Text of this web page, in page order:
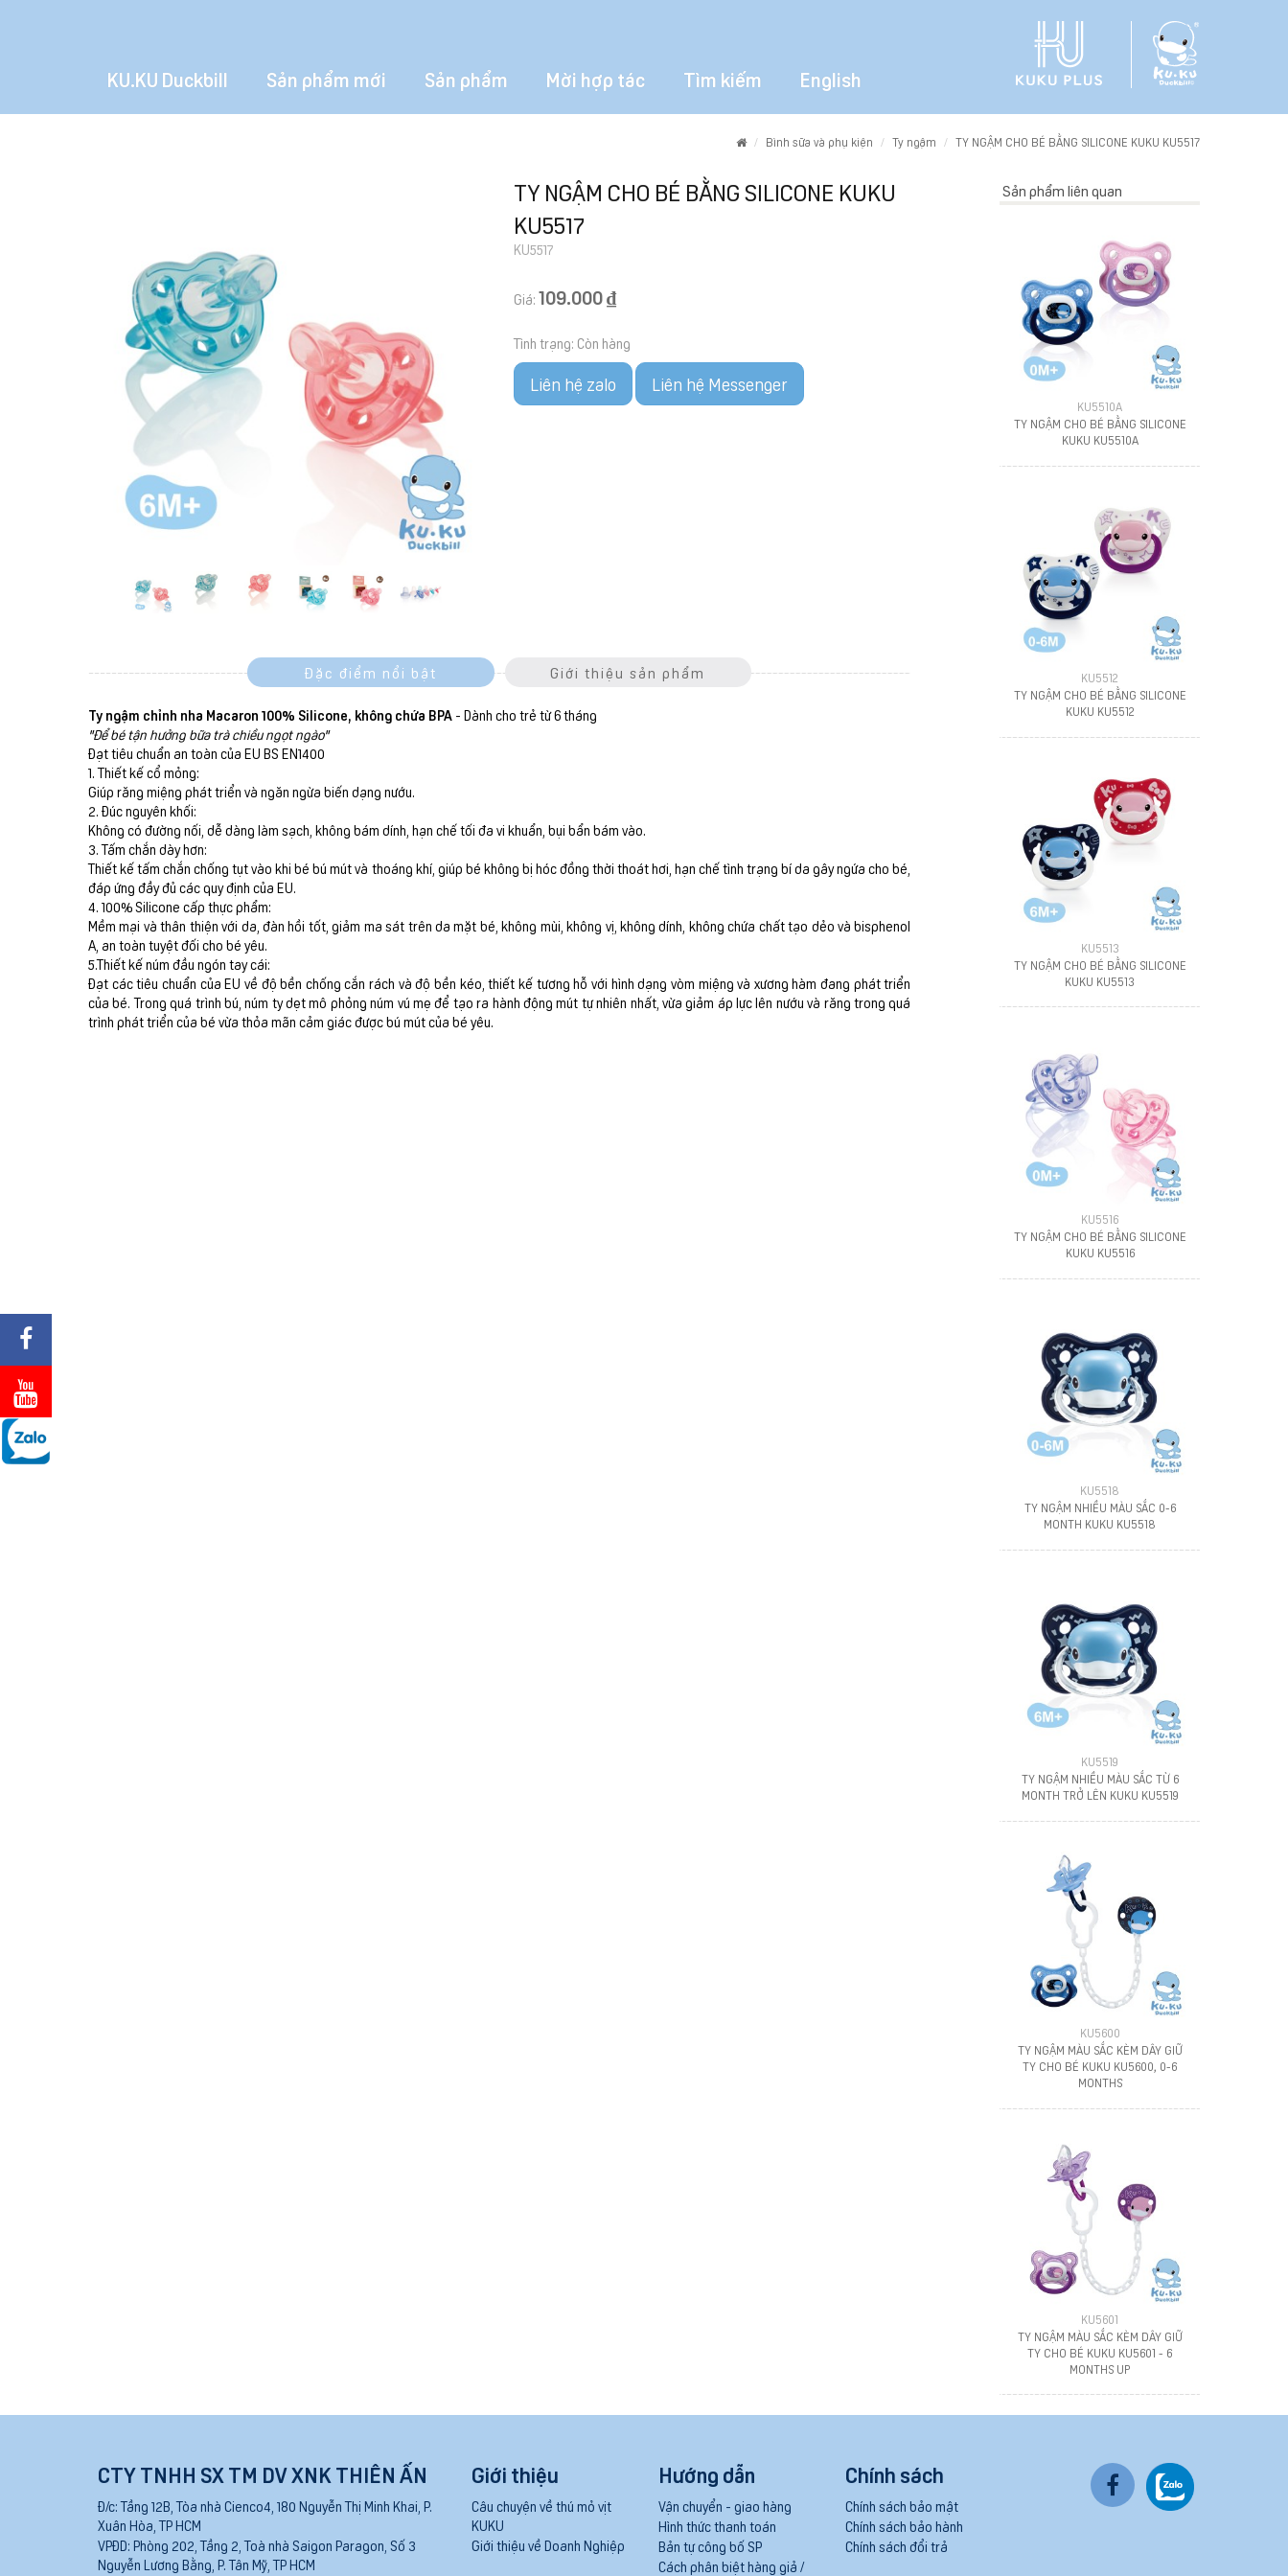
KU.KU Duckbill Sản phẩm mới Sản phẩm Mời hợp tác Tìm kiếm English
HomeBình sữa và phụ kiện Ty ngậm TY NGẬM CHO BÉ BẰNG SILICONE KUKU KU5517
TY NGẬM CHO BÉ BẰNG SILICONE KUKU
KU5517
KU5517
Giá: 109.000 ₫
Tình trạng: Còn hàng
Liên hệ zalo Liên hệ Messenger
Đặc điểm nổi bật Giới thiệu sản phẩm
Ty ngậm chỉnh nha Macaron 100% Silicone, không chứa BPA - Dành cho trẻ từ 6 tháng
"Để bé tận hưởng bữa trà chiều ngọt ngào"
Đạt tiêu chuẩn an toàn của EU BS EN1400
1. Thiết kế cổ mỏng:
Giúp răng miệng phát triển và ngăn ngừa biến dạng nướu.
2. Đúc nguyên khối:
Không có đường nối, dễ dàng làm sạch, không bám dính, hạn chế tối đa vi khuẩn, bụi bẩn bám vào.
3. Tấm chắn dày hơn:
Thiết kế tấm chắn chống tụt vào khi bé bú mút và thoáng khí, giúp bé không bị hóc đồng thời thoát hơi, hạn chế tình trạng bí da gây ngứa cho bé,
đáp ứng đầy đủ các quy định của EU.
4. 100% Silicone cấp thực phẩm:
Mềm mại và thân thiện với da, đàn hồi tốt, giảm ma sát trên da mặt bé, không mùi, không vị, không dính, không chứa chất tạo dẻo và bisphenol
A, an toàn tuyệt đối cho bé yêu.
5.Thiết kế núm đầu ngón tay cái:
Đạt các tiêu chuẩn của EU về độ bền chống cắn rách và độ bền kéo, thiết kế tương hỗ với hình dạng vòm miệng và xương hàm đang phát triển
của bé. Trong quá trình bú, núm ty dẹt mô phỏng núm vú mẹ để tạo ra hành động mút tự nhiên nhất, vừa giảm áp lực lên nướu và răng trong quá
trình phát triển của bé vừa thỏa mãn cảm giác được bú mút của bé yêu.
Sản phẩm liên quan
KU5510A
TY NGẬM CHO BÉ BẰNG SILICONE
KUKU KU5510A
KU5512
TY NGẬM CHO BÉ BẰNG SILICONE
KUKU KU5512
KU5513
TY NGẬM CHO BÉ BẰNG SILICONE
KUKU KU5513
KU5516
TY NGẬM CHO BÉ BẰNG SILICONE
KUKU KU5516
KU5518
TY NGẬM NHIỀU MÀU SẮC 0-6
MONTH KUKU KU5518
KU5519
TY NGẬM NHIỀU MÀU SẮC TỪ 6
MONTH TRỞ LÊN KUKU KU5519
KU5600
TY NGẬM MÀU SẮC KÈM DÂY GIỮ
TY CHO BÉ KUKU KU5600, 0-6
MONTHS
KU5601
TY NGẬM MÀU SẮC KÈM DÂY GIỮ
TY CHO BÉ KUKU KU5601 - 6
MONTHS UP
CTY TNHH SX TM DV XNK THIÊN ẤN
Đ/c:Tầng 12B, Tòa nhà Cienco4, 180 Nguyễn Thị Minh Khai, P.
Xuân Hòa, TP HCM
VPĐD: Phòng 202, Tầng 2, Toà nhà Saigon Paragon, Số 3
Nguyễn Lương Bằng, P. Tân Mỹ, TP HCM
Giới thiệu
Câu chuyện về thú mỏ vịt
KUKU
Giới thiệu về Doanh Nghiệp
Hướng dẫn
Vận chuyển - giao hàng
Hình thức thanh toán
Bản tự công bố SP
Cách phân biệt hàng giả /
Chính sách
Chính sách bảo mật
Chính sách bảo hành
Chính sách đổi trả